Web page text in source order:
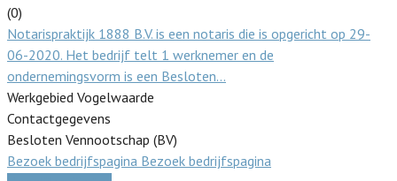
(0)
Notarispraktijk 1888 B.V. is een notaris die is opgericht op 29-
06-2020. Het bedrijf telt 1 werknemer en de
ondernemingsvorm is een Besloten…
Werkgebied Vogelwaarde
Contactgegevens
Besloten Vennootschap (BV)
Bezoek bedrijfspagina Bezoek bedrijfspagina